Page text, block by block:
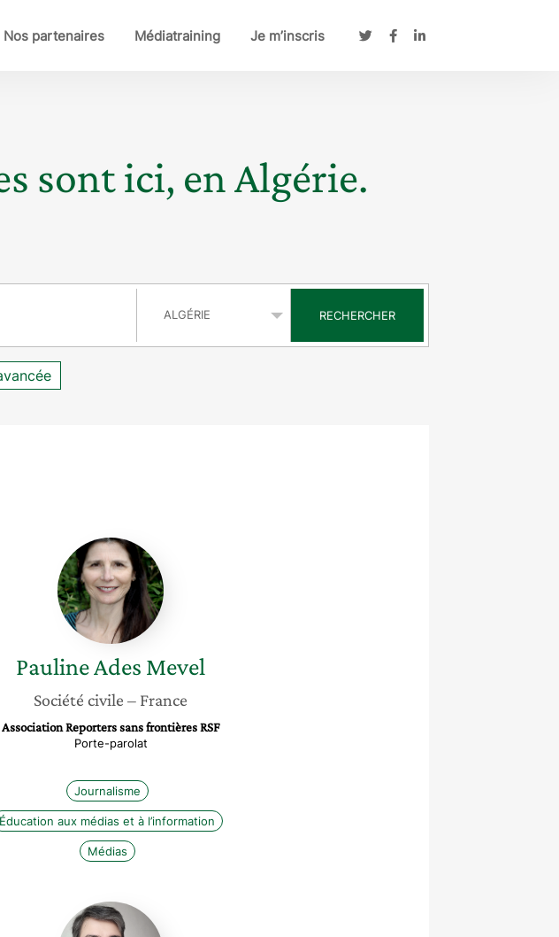
Nos partenaires Médiatraining Je m’inscris
sont ici, en Algérie.
RECHERCHER
Pauline
Ades
Mevel
PaulineAdes Mevel
Société civile – France
Association Reporters sans frontières RSF
Porte-parolat
Journalisme
Éducation aux médias et à l’information
Médias
Rayna
Stamboliyska